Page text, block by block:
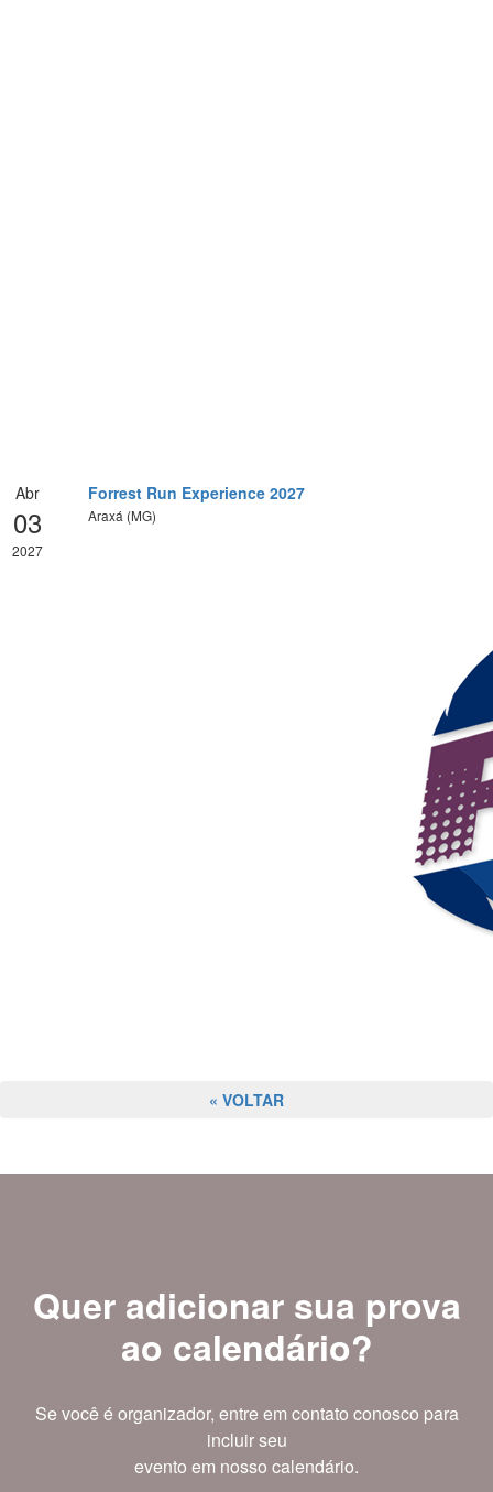
Abr
03
2027
Forrest Run Experience 2027
Araxá (MG)
« VOLTAR
Quer adicionar sua prova
ao calendário?
Se você é organizador, entre em contato conosco para
incluir seu
evento em nosso calendário.